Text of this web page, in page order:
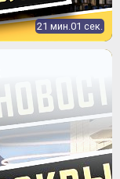
21 мин.01 сек.